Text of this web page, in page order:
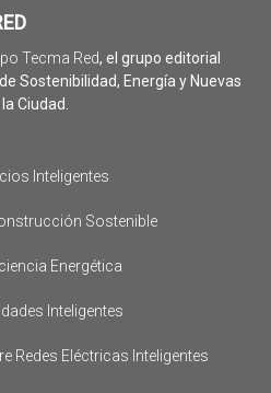
Tecma Red, el grupo editorial
Sostenibilidad, Energía y Nuevas
Ciudad.
Inteligentes
Sostenible
Energética
Inteligentes
Redes Eléctricas Inteligentes